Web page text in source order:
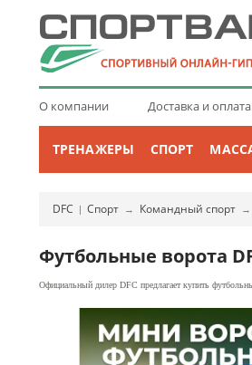
О компании Доставка и оплата
ТРЕНАЖЕРЫ СПОРТ
DFC | Спорт → Командный спорт →
Футбольные ворота
Официальный дилер DFC предлагает купить